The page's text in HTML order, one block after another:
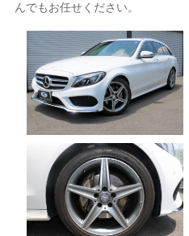
んでもお任せください。